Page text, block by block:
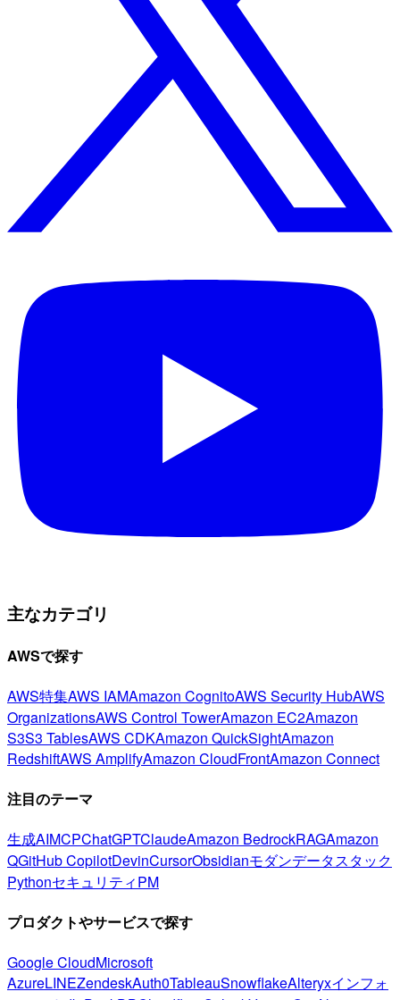
主なカテゴリ
AWSで探す
AWS特集AWS IAMAmazon CognitoAWS Security HubAWS
OrganizationsAWS Control TowerAmazon EC2Amazon
S3S3 TablesAWS CDKAmazon QuickSightAmazon
RedshiftAWS AmplifyAmazon CloudFrontAmazon Connect
注目のテーマ
生成AIMCPChatGPTClaudeAmazon BedrockRAGAmazon
QGitHub CopilotDevinCursorObsidianモダンデータスタック
PythonセキュリティPM
プロダクトやサービスで探す
Google CloudMicrosoft
AzureLINEZendeskAuth0TableauSnowflakeAlteryxインフォ